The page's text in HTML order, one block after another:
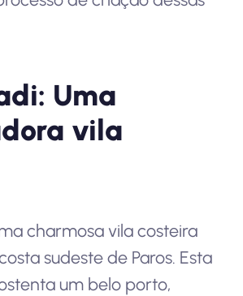
Uma
vila
charmosa vila costeira
sudeste de Paros. Esta
um belo porto,